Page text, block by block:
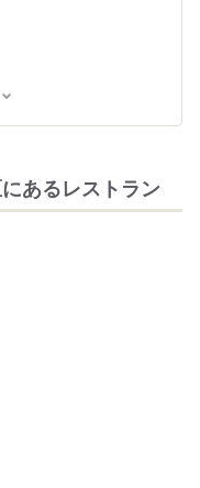
あるレストラン